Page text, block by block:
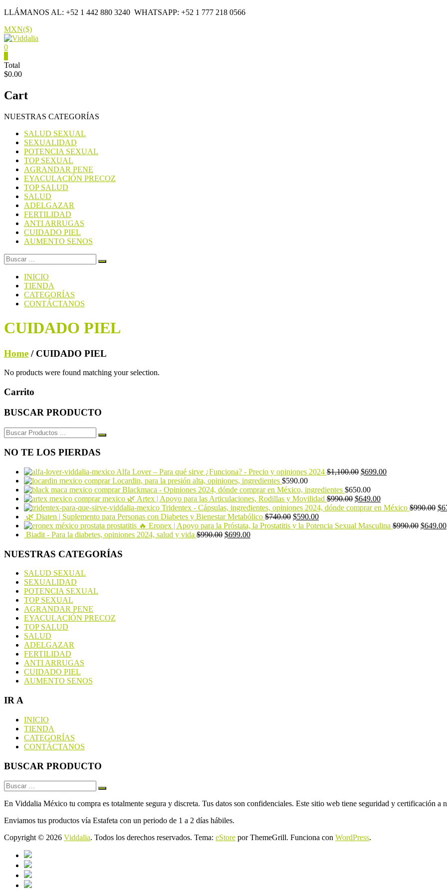
Saltar
LLÁMANOS AL: +52 1 442 880 3240 WHATSAPP: +52 1 777 218 0566
MXN($)
Suplementos
México
0
Total
$0.00
Cart
NUESTRAS CATEGORÍAS
SALUD SEXUAL
SEXUALIDAD
POTENCIA SEXUAL
TOP SEXUAL
AGRANDAR PENE
EYACULACIÓN PRECOZ
TOP SALUD
SALUD
ADELGAZAR
FERTILIDAD
ANTI ARRUGAS
CUIDADO PIEL
AUMENTO SENOS
INICIO
TIENDA
CATEGORÍAS
CONTÁCTANOS
CUIDADO PIEL
Home / CUIDADO PIEL
No products were found matching your selection.
Carrito
BUSCAR PRODUCTO
Buscar:
NO TE LOS PIERDAS
Alfa Lover – Para qué sirve ¿Funciona? - Precio y opiniones 2024 $1,100.00 $699.00
Locardin, para la presión alta, opiniones, ingredientes $590.00
Blackmaca - Opiniones 2024, dónde comprar en México, ingredientes $650.00
🌿 Artex | Apoyo para las Articulaciones, Rodillas y Movilidad $990.00 $649.00
Tridentex - Cápsulas, ingredientes, opiniones 2024, dónde comprar en México $990.00 $
🌿 Diaten | Suplemento para Personas con Diabetes y Bienestar Metabólico $740.00 $590.00
🔥 Eronex | Apoyo para la Próstata, la Prostatitis y la Potencia Sexual Masculina $990.00 $649.00
Biadit - Para la diabetes, opiniones 2024, salud y vida $990.00 $699.00
NUESTRAS CATEGORÍAS
SALUD SEXUAL
SEXUALIDAD
POTENCIA SEXUAL
TOP SEXUAL
AGRANDAR PENE
EYACULACIÓN PRECOZ
TOP SALUD
SALUD
ADELGAZAR
FERTILIDAD
ANTI ARRUGAS
CUIDADO PIEL
AUMENTO SENOS
IR A
INICIO
TIENDA
CATEGORÍAS
CONTÁCTANOS
BUSCAR PRODUCTO
En Viddalia México tu compra es totalmente segura y discreta. Tus datos son confidenciales. Este sitio web tiene seguridad y certificación a
Enviamos tus productos vía Estafeta con un periodo de 1 a 2 días hábiles.
Copyright © 2026 Viddalia. Todos los derechos reservados. Tema: eStore por ThemeGrill. Funciona con WordPress.